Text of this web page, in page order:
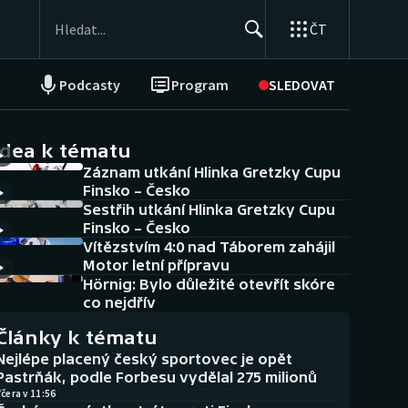
ČT
Podcasty Program SLEDOVAT
NEPŘEHLÉDNĚTE
Historické návraty
Aplikace ČT sport
AZ kvíz
k tématu
Záznam utkání Hlinka Gretzky Cupu
Finsko – Česko
Sestřih utkání Hlinka Gretzky Cupu
Finsko – Česko
Vítězstvím 4:0 nad Táborem zahájil
Motor letní přípravu
Hörnig: Bylo důležité otevřít skóre
co nejdřív
k tématu
placený český sportovec je opět
podle Forbesu vydělal 275 milionů
v 11:56